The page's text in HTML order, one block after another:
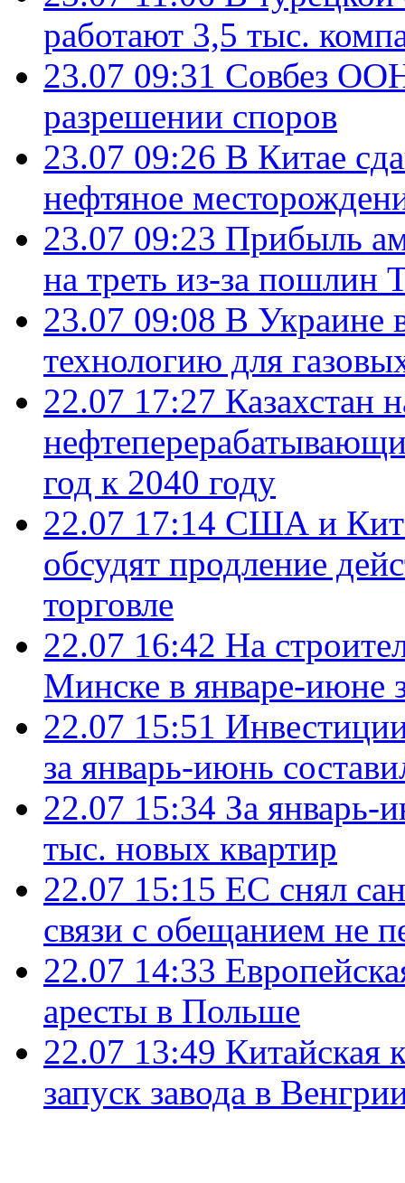
работают 3,5 тыс.
23.07 09:31 Совбез
разрешении споров
23.07 09:26 В Китае
нефтяное
23.07 09:23 Прибыль
на треть из-за пошлин
23.07 09:08 В Украине
технологию для
22.07 17:27 Казахстан
год к 2040 году
22.07 17:14 США и
обсудят продление
торговле
22.07 16:42 На
Минске в январе-июне
22.07 15:51
за январь-июнь
22.07 15:34 За январь-
тыс. новых квартир
22.07 15:15 ЕС снял
связи с обещанием не
22.07 14:33
аресты в Польше
22.07 13:49 Китайская
запуск завода в